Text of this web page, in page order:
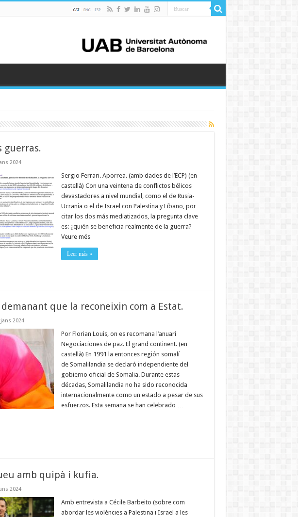
guerras.
2024
Sergio Ferrari. Aporrea. (amb dades de l’ECP) (en
castellà) Con una veintena de conflictos bélicos
devastadores a nivel mundial, como el de Rusia-
Ucrania o el de Israel con Palestina y Líbano, por
citar los dos más mediatizados, la pregunta clave
es: ¿quién se beneficia realmente de la guerra?
Veure més
Leer más »
que la reconeixin com a Estat.
2024
Por Florian Louis, on es recomana l’anuari
Negociaciones de paz. El grand continent. (en
castellà) En 1991 la entonces región somalí
de Somalilandia se declaró independiente del
gobierno oficial de Somalia. Durante estas
décadas, Somalilandia no ha sido reconocida
internacionalmente como un estado a pesar de sus
esfuerzos. Esta semana se han celebrado …
amb quipà i kufia.
2024
Amb entrevista a Cécile Barbeito (sobre com
abordar les violències a Palestina i Israel a les